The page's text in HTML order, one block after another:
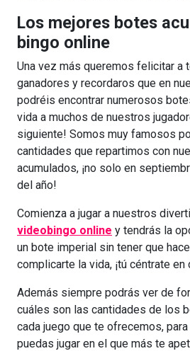
Los mejores botes
bingo online
Una vez más queremos felicitar a
ganadores y recordaros que en
podréis encontrar numerosos
vida a muchos de nuestros
siguiente! Somos muy famosos
cantidades que repartimos con
acumulados, ¡no solo en
del año!
Comienza a jugar a nuestros
videobingo online y tendrás la
un bote imperial sin tener que
complicarte la vida, ¡tú céntrate
Además siempre podrás ver de
cuáles son las cantidades de los
cada juego que te ofrecemos,
puedas jugar en el que más te